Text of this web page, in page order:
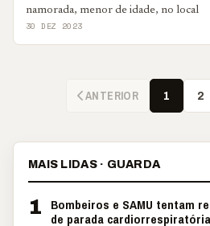
namorada, menor de idade, no local
30 DEZ 2023
ANTERIOR 1 2
MAIS LIDAS · GUARDA
1
Bombeiros e SAMU tentam
de parada